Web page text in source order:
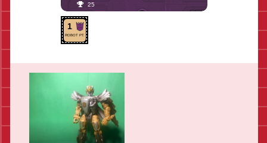
25
1
ROBOT PT.